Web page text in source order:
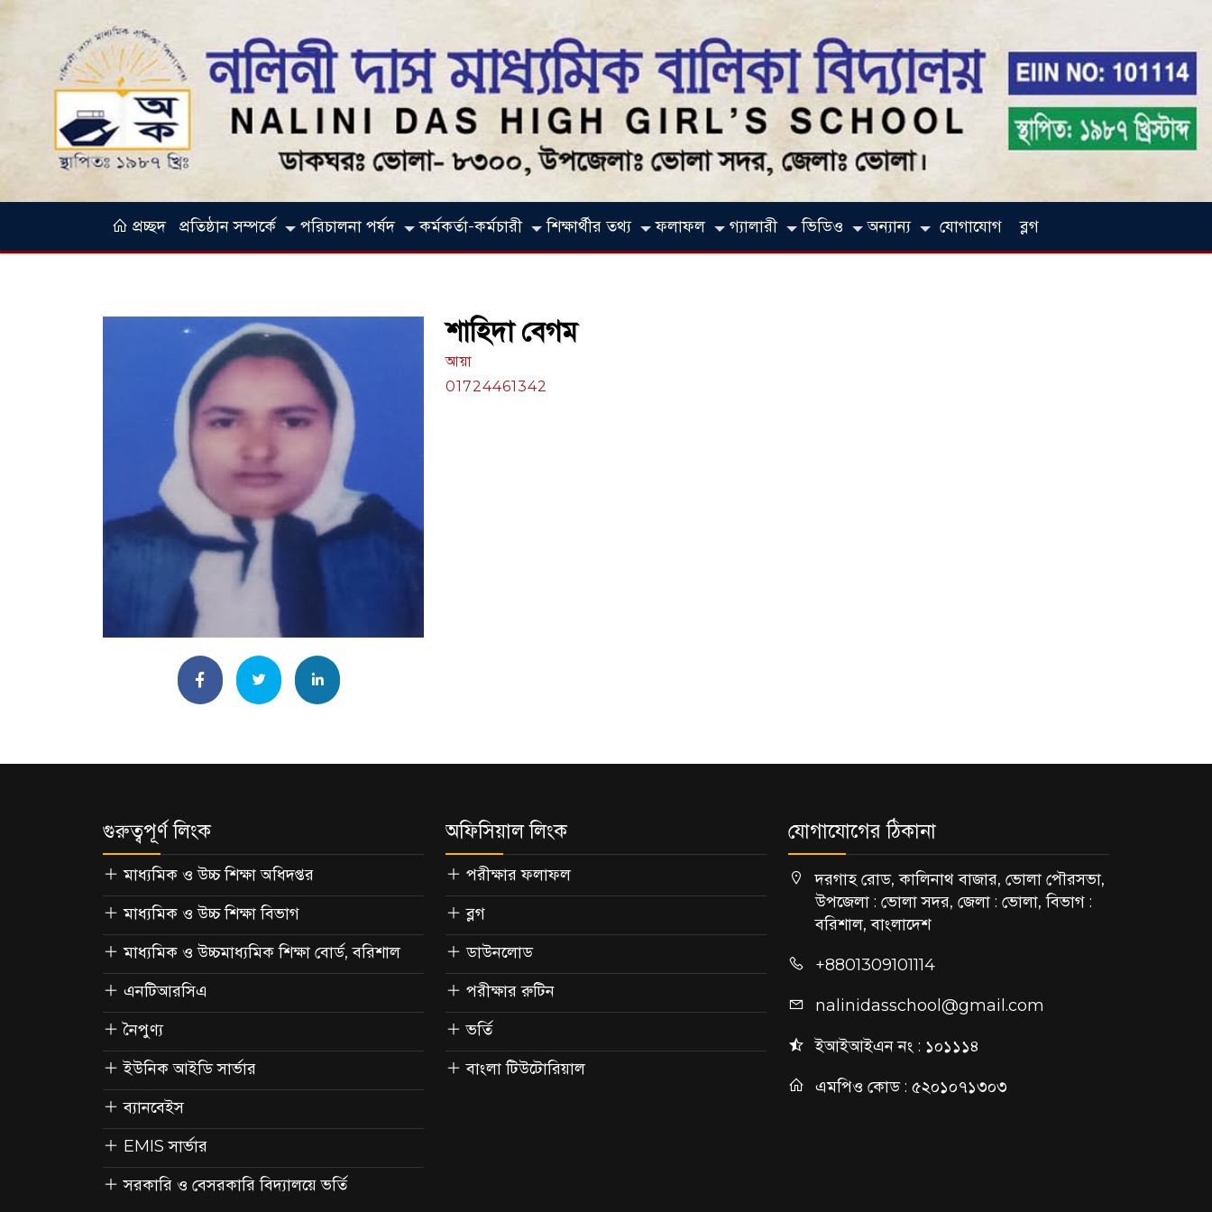
প্রচ্ছদ প্রতিষ্ঠান সম্পর্কে পরিচালনা পর্ষদ কর্মকর্তা-কর্মচারী শিক্ষার্থীর তথ্য ফলাফল গ্যালারী ভিডিও অন্যান্য যোগাযোগ ব্লগ
শাহিদা বেগম
আয়া
01724461342
গুরুত্বপূর্ণ লিংক
মাধ্যমিক ও উচ্চ শিক্ষা অধিদপ্তর
মাধ্যমিক ও উচ্চ শিক্ষা বিভাগ
মাধ্যমিক ও উচ্চমাধ্যমিক শিক্ষা বোর্ড, বরিশাল
এনটিআরসিএ
নৈপুণ্য
ইউনিক আইডি সার্ভার
ব্যানবেইস
EMIS সার্ভার
সরকারি ও বেসরকারি বিদ্যালয়ে ভর্তি
অফিসিয়াল লিংক
পরীক্ষার ফলাফল
ব্লগ
ডাউনলোড
পরীক্ষার রুটিন
ভর্তি
বাংলা টিউটোরিয়াল
যোগাযোগের ঠিকানা
দরগাহ রোড, কালিনাথ বাজার, ভোলা পৌরসভা,
উপজেলা : ভোলা সদর, জেলা : ভোলা, বিভাগ :
বরিশাল, বাংলাদেশ
+8801309101114
nalinidasschool@gmail.com
ইআইআইএন নং : ১০১১১৪
এমপিও কোড : ৫২০১০৭১৩০৩